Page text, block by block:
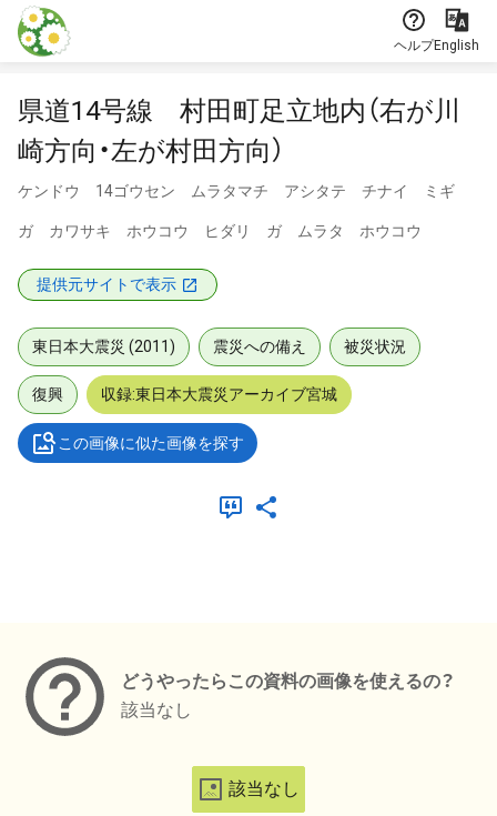
本文に飛ぶ
ヘルプEnglish
県道14号線 村田町足立地内（右が川
崎方向・左が村田方向）
ケンドウ 14ゴウセン ムラタマチ アシタテ チナイ ミギ
ガ カワサキ ホウコウ ヒダリ ガ ムラタ ホウコウ
提供元サイトで表示
東日本大震災 (2011) 震災への備え 被災状況
復興 収録:東日本大震災アーカイブ宮城
この画像に似た画像を探す
どうやったらこの資料の画像を使えるの？
該当なし
該当なし